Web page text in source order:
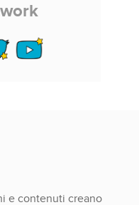
e contenuti creano